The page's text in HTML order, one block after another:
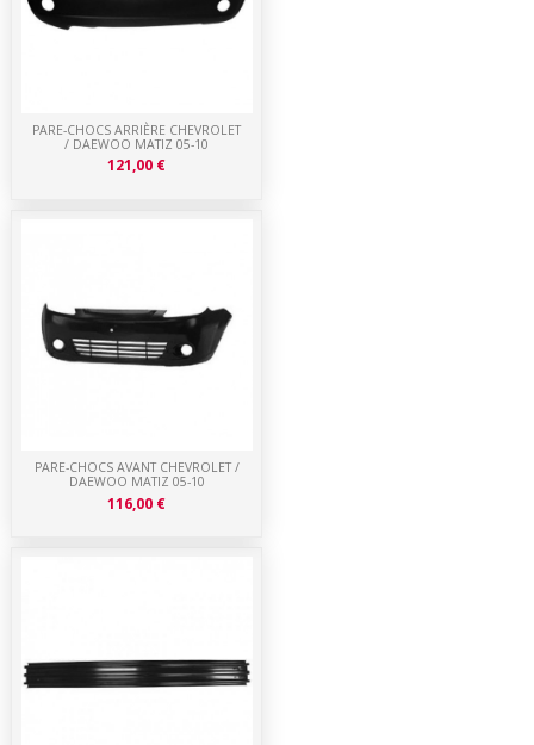
PARE-CHOCS AVANT CHEVROLET /
DAEWOO MATIZ 05-10
116,00 €
PARE-CHOCS ARRIÈRE CHEVROLET
/ DAEWOO MATIZ 05-10
121,00 €